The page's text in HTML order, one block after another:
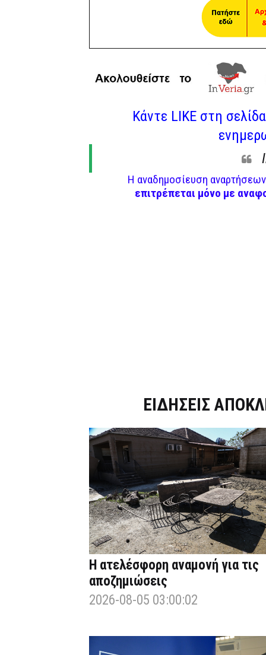
Κάντε LIKE στη
Η αναδημοσίευση
επιτρέπεται μόνο με
ΕΙΔΗΣΕΙΣ
Η ατελέσφορη αναμονή για τις
αποζημιώσεις
2026-08-05 03:00:02